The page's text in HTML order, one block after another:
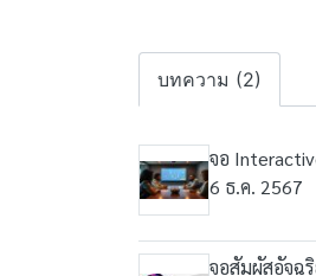
บทความ (2)
จอ
6 ธ.ค. 2567
จอสัมผัสอัจฉ